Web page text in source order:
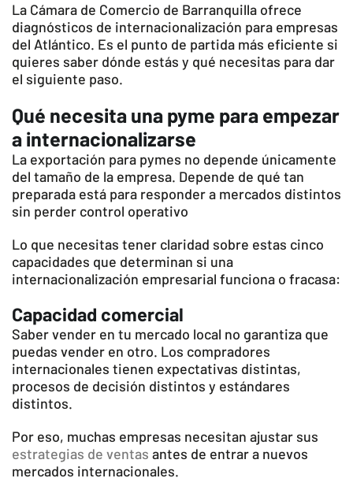
La Cámara de Comercio de Barranquilla ofrece
diagnósticos de internacionalización para empresas
del Atlántico. Es el punto de partida más eficiente si
quieres saber dónde estás y qué necesitas para dar
el siguiente paso.
Qué necesita una pyme para empezar
a internacionalizarse
La exportación para pymes no depende únicamente
del tamaño de la empresa. Depende de qué tan
preparada está para responder a mercados distintos
sin perder control operativo
Lo que necesitas tener claridad sobre estas cinco
capacidades que determinan si una
internacionalización empresarial funciona o fracasa:
Capacidad comercial
Saber vender en tu mercado local no garantiza que
puedas vender en otro. Los compradores
internacionales tienen expectativas distintas,
procesos de decisión distintos y estándares
distintos.
Por eso, muchas empresas necesitan ajustar sus
estrategias de ventas antes de entrar a nuevos
mercados internacionales.